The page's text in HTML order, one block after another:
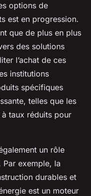
options de
est en progression.
que de plus en plus
des solutions
l’achat de ces
institutions
spécifiques
telles que les
taux réduits pour
un rôle
exemple, la
durables et
est un moteur